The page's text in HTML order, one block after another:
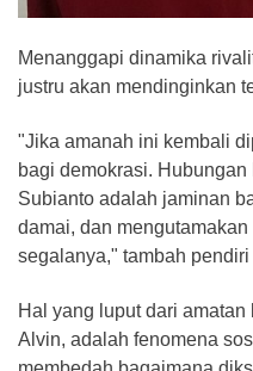
Menanggapi dinamika
justru akan mendinginkan
"Jika amanah ini kembali
bagi demokrasi.
Subianto adalah jaminan
damai, dan
segalanya," tambah
Hal yang luput dari
Alvin, adalah fenomena